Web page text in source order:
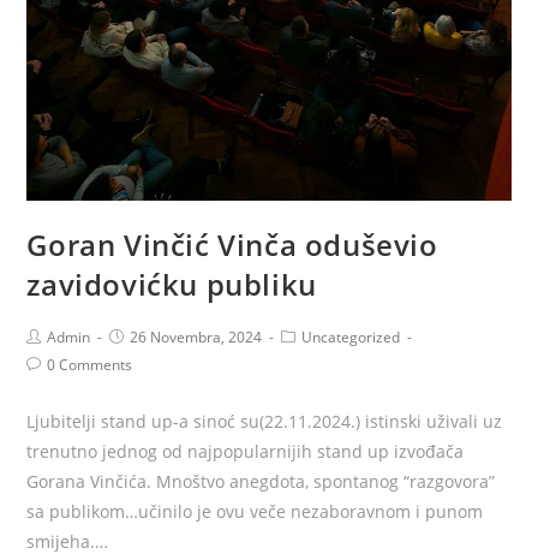
Goran Vinčić Vinča oduševio
zavidovićku publiku
Admin 26 Novembra, 2024
Uncategorized
0 Comments
Ljubitelji stand up-a sinoć su(22.11.2024.) istinski uživali uz
trenutno jednog od najpopularnijih stand up izvođača
Gorana Vinčića. Mnoštvo anegdota, spontanog “razgovora”
sa publikom…učinilo je ovu veče nezaboravnom i punom
smijeha.…